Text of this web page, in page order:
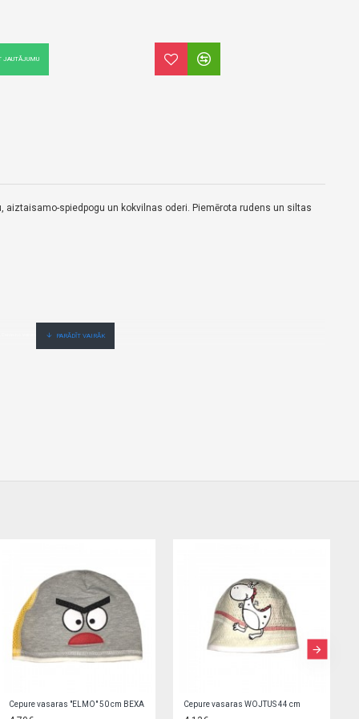
JAUTĀJUMU
aiztaisamo-spiedpogu un kokvilnas oderi. Piemērota rudens un siltas
no vairumtirgotāja.
Cepure "BOY" divslāņu (44 cm) 0310